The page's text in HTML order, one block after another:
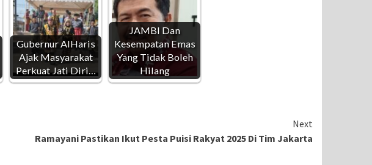
Gubernur AlHaris
Ajak Masyarakat
Perkuat Jati Diri…
JAMBI Dan
Kesempatan Emas
Yang Tidak Boleh
Hilang
Next
Ramayani Pastikan Ikut Pesta Puisi Rakyat 2025 Di Tim Jakarta